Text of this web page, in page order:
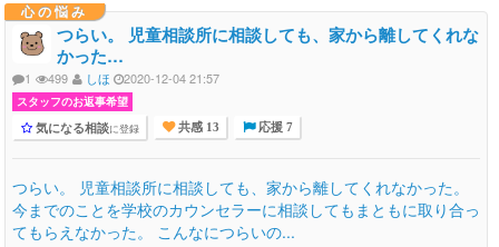
心の悩み
つらい。 児童相談所に相談しても、家から離してくれな
かった…
1 499 しほ 2020-12-04 21:57
スタッフのお返事希望
気になる相談に登録 共感 13 応援 7
つらい。 児童相談所に相談しても、家から離してくれなかった。
今までのことを学校のカウンセラーに相談してもまともに取り合っ
てもらえなかった。 こんなにつらいの...